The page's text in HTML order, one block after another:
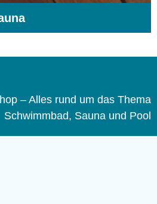
– Alles rund um das Thema
Schwimmbad, Sauna und Pool